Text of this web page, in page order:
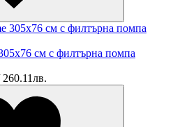
см с филтърна помпа